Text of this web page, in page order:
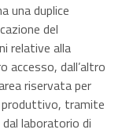
una duplice
del
relative alla
accesso, dall’altro
riservata per
tramite
laboratorio di